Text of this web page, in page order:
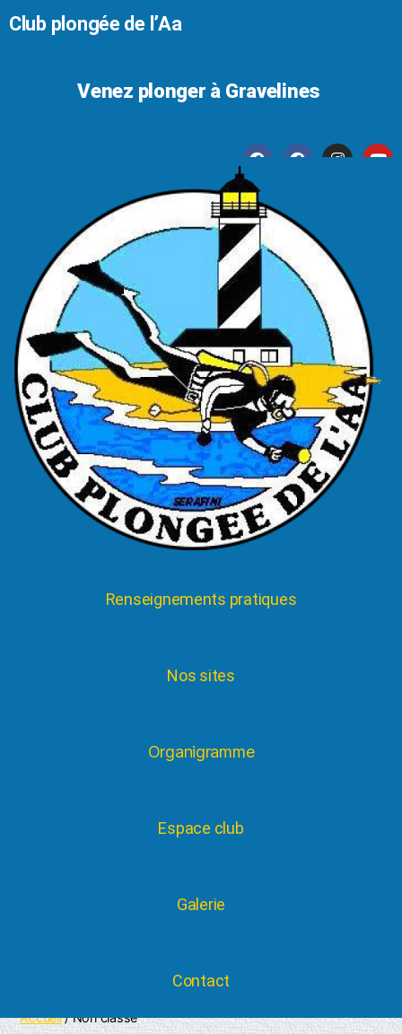
Club plongée de l’Aa
Venez plonger à Gravelines
Renseignements pratiques
Nos sites
Organigramme
Espace club
Galerie
Contact
Accueil/ Non classé